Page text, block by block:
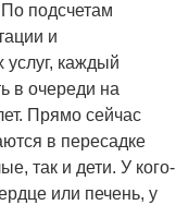
подсчетам
и
услуг, каждый
в очереди на
Прямо сейчас
в пересадке
так и дети. У кого-
или печень, у